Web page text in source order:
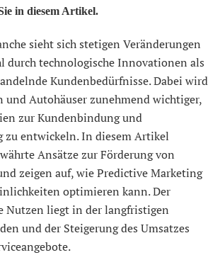
in diesem Artikel.
sieht sich stetigen Veränderungen
durch technologische Innovationen als
Kundenbedürfnisse. Dabei wird
und Autohäuser zunehmend wichtiger,
zur Kundenbindung und
zu entwickeln. In diesem Artikel
Ansätze zur Förderung von
zeigen auf, wie Predictive Marketing
optimieren kann. Der
Nutzen liegt in der langfristigen
und der Steigerung des Umsatzes